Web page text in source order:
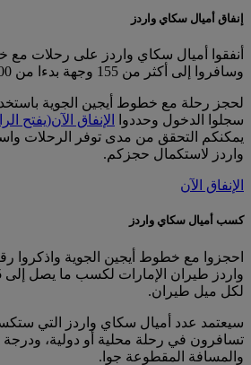
إنفاق أميال سكاي واردز
أنفقوا أميال سكاي واردز على رحلات مع
وسافروا إلى أكثر من 155 وجهة بدءا من 3000 ميل سكاي واردز.
لحجز رحلة مع خطوط أيجين الجوية
سجلوا الدخول وحددوا
الإنفاق الآن(يفتح
يمكنكم التحقق من مدى توفر الرحلات
واردز لاستكمال حجزكم.
الإنفاق الآن
كسب أميال سكاي واردز
احجزوا مع خطوط أيجين الجوية
لكل ميل طيران.
سيعتمد عدد أميال سكاي واردز التي
تسافرون في رحلة محلية أو دولية،
والمسافة المقطوعة جوا.